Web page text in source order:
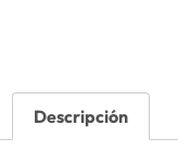
Descripción